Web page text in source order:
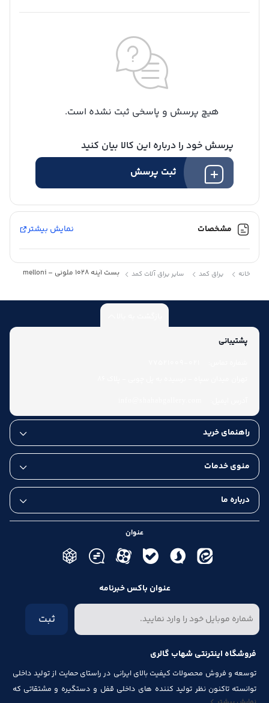
هیچ پرسش و پاسخی ثبت نشده است.
پرسش خود را درباره این کالا بیان کنید
ثبت پرسش
مشخصات نمایش بیشتر
خانه یراق کمد سایر یراق آلات کمد بست آینه 1028 ملونی – melloni
پشتیبانی
راهنمای خرید
منوی خدمات
درباره ما
عنوان
عنوان باکس خبرنامه
ثبت
فروشگاه اینترنتی شهاب گالری
توسعه و فروش محصولات کیفیت بالای ایرانی در راستای حمایت از تولید داخلی
توانسته تاکنون نظر تولید کننده های داخلی قفل و دستگیره و مشتقاتی که